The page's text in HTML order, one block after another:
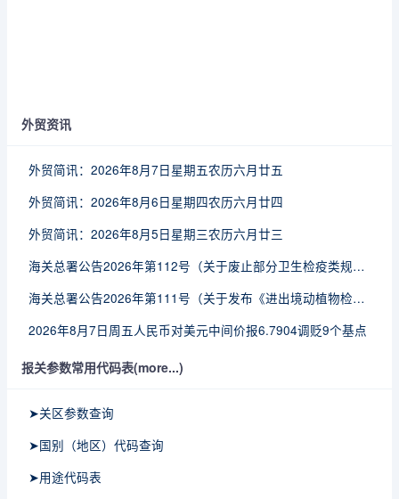
外贸资讯
外贸简讯：2026年8月7日星期五农历六月廿五
外贸简讯：2026年8月6日星期四农历六月廿四
外贸简讯：2026年8月5日星期三农历六月廿三
海关总署公告2026年第112号（关于废止部分卫生检疫类规范性文件的公告）
海关总署公告2026年第111号（关于发布《进出境动植物检疫处理监督管理工作规定》《进出境卫生处理监督管理工作规定》的公告）
2026年8月7日周五人民币对美元中间价报6.7904调贬9个基点
报关参数常用代码表(more...)
➤关区参数查询
➤国别（地区）代码查询
➤用途代码表